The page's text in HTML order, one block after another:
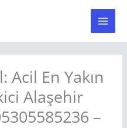
En Yakın
Alaşehir
–